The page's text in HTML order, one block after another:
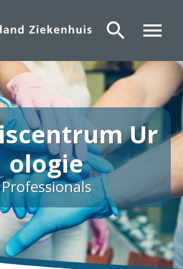
menu
search
Ur
ologie
Professionals